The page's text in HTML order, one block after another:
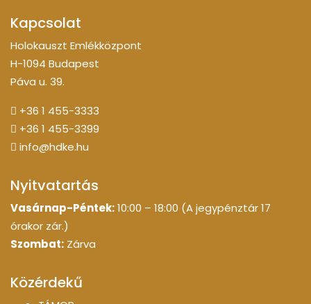
Kapcsolat
Holokauszt Emlékközpont
H-1094 Budapest
Páva u. 39.
+36 1 455-3333
+36 1 455-3399
info@hdke.hu
Nyitvatartás
Vasárnap-Péntek:10:00 – 18:00 (A jegypénztár 17
órakor zár.)
Szombat: Zárva
Közérdekű